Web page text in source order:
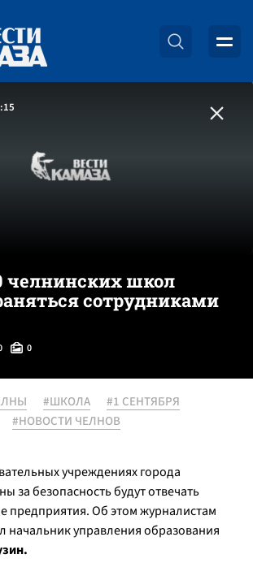
школ
сотрудниками
0
#ШКОЛА
#1 СЕНТЯБРЯ
#НОВОСТИ ЧЕЛНОВ
учреждениях города
за безопасность будут отвечать
предприятия. Об этом журналистам
начальник управления образования